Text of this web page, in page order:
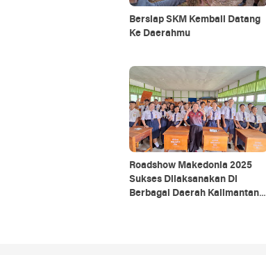
Bersiap SKM Kembali Datang
Ke Daerahmu
Roadshow Makedonia 2025
Sukses Dilaksanakan Di
Berbagai Daerah Kalimantan